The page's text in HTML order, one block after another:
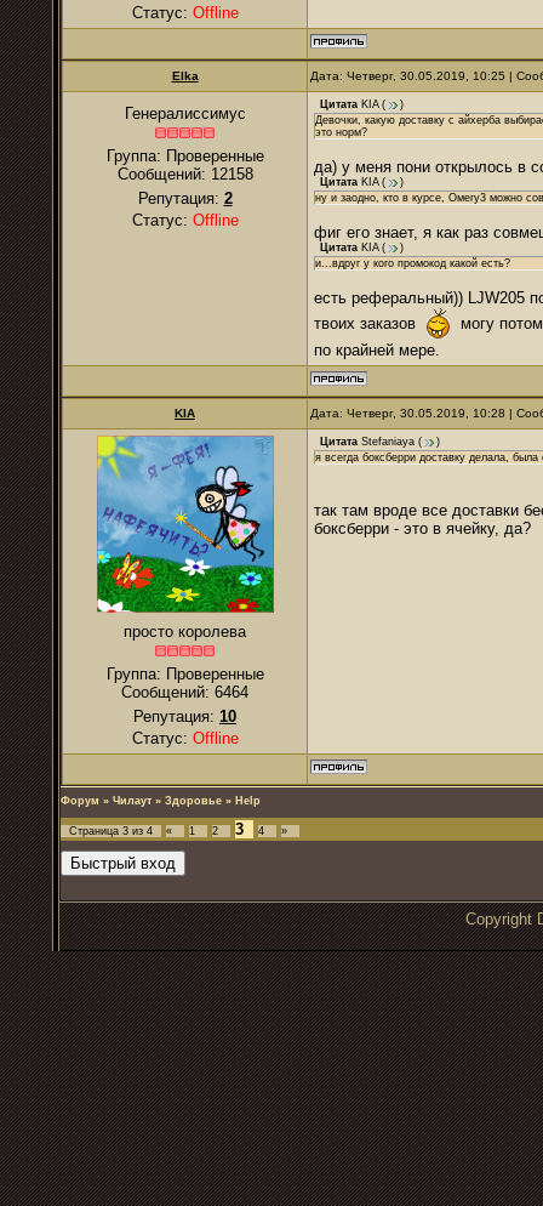
Статус: Offline
Elka Дата: Четверг, 30.05.2019, 10:25 |
Генералиссимус
Группа: Проверенные
Сообщений: 12158
Репутация: 2
Статус: Offline
Цитата KIA(
)
Девочки, какую доставку с айхерба
это норм?
да) у меня пони открылось в
Цитата KIA(
)
ну и заодно, кто в курсе, Омегу3 можно
фиг его знает, я как раз
Цитата KIA(
)
и...вдруг у кого промокод какой есть?
есть реферальный)) LJW205
твоих заказов
могу
по крайней мере.
KIA Дата: Четверг, 30.05.2019, 10:28 |
просто королева
Группа: Проверенные
Сообщений: 6464
Репутация: 10
Статус: Offline
Цитата Stefaniaya (
)
я всегда боксберри доставку делала,
так там вроде все доставки
боксберри - это в ячейку, да?
Форум » Чилаут » Здоровье » Help
Страница 3 из 4 « 1 2 3 4 »
Copyright